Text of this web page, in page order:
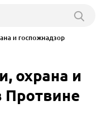
и госпожнадзор
охрана и
Протвине